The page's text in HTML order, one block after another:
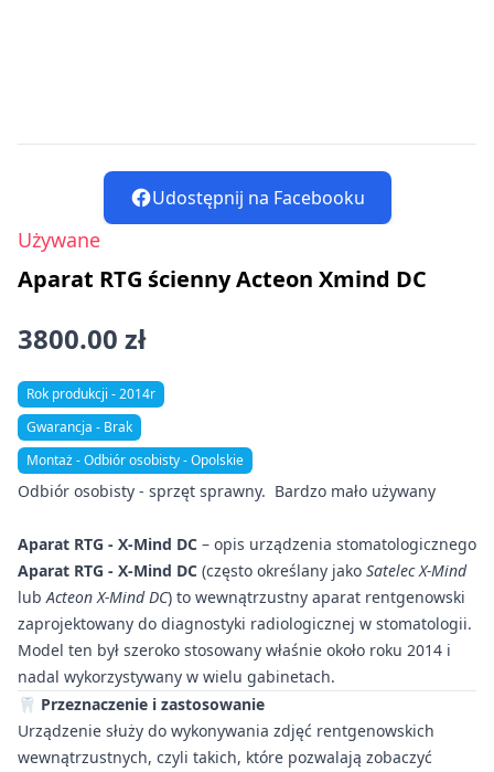
Udostępnij na Facebooku
Używane
Aparat RTG ścienny Acteon Xmind DC
3800.00 zł
Rok produkcji - 2014r
Gwarancja - Brak
Montaż - Odbiór osobisty - Opolskie
Odbiór osobisty - sprzęt sprawny. Bardzo mało używany
Aparat RTG - X‑Mind DC – opis urządzenia stomatologicznego
Aparat RTG - X‑Mind DC (często określany jako Satelec X-Mind
lubActeon X-Mind DC) to wewnątrzustny aparat rentgenowski
zaprojektowany do diagnostyki radiologicznej w stomatologii.
Model ten był szeroko stosowany właśnie około roku 2014 i
nadal wykorzystywany w wielu gabinetach.
🦷 Przeznaczenie i zastosowanie
Urządzenie służy do wykonywania zdjęć rentgenowskich
wewnątrzustnych, czyli takich, które pozwalają zobaczyć